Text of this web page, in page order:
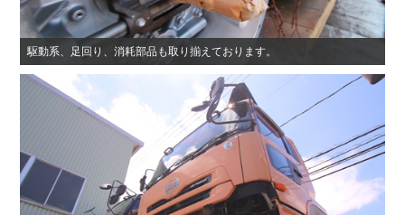
駆動系、足回り、消耗部品も取り揃えております。